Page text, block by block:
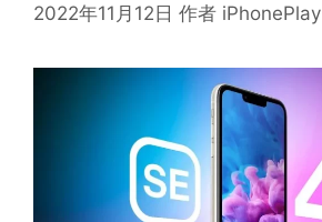
2022年11月12日 作者 iPhonePlay